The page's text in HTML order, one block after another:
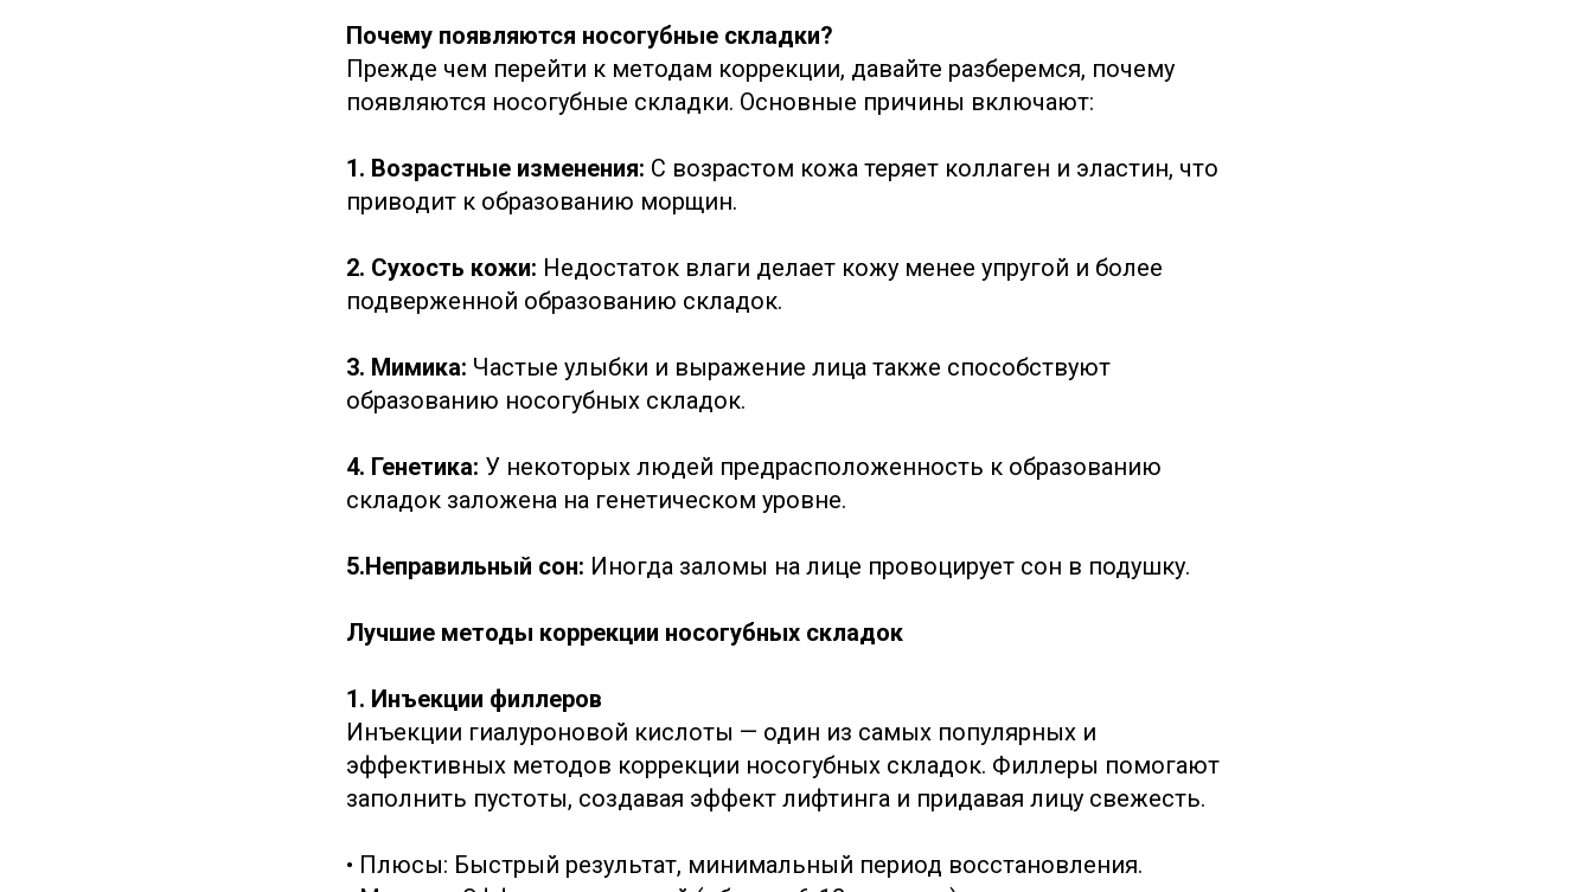
Почему появляются носогубные складки?
Прежде чем перейти к методам коррекции, давайте разберемся, почему
появляются носогубные складки. Основные причины включают:
1. Возрастные изменения: С возрастом кожа теряет коллаген и эластин, что
приводит к образованию морщин.
2. Сухость кожи: Недостаток влаги делает кожу менее упругой и более
подверженной образованию складок.
3. Мимика: Частые улыбки и выражение лица также способствуют
образованию носогубных складок.
4. Генетика: У некоторых людей предрасположенность к образованию
складок заложена на генетическом уровне.
5.Неправильный сон: Иногда заломы на лице провоцирует сон в подушку.
Лучшие методы коррекции носогубных складок
1. Инъекции филлеров
Инъекции гиалуроновой кислоты — один из самых популярных и
эффективных методов коррекции носогубных складок. Филлеры помогают
заполнить пустоты, создавая эффект лифтинга и придавая лицу свежесть.
• Плюсы: Быстрый результат, минимальный период восстановления.